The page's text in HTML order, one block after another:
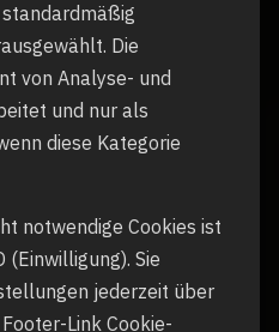
Die
von Analyse- und
und nur als
diese Kategorie
notwendige Cookies ist
(Einwilligung). Sie
jederzeit über
Link Cookie-